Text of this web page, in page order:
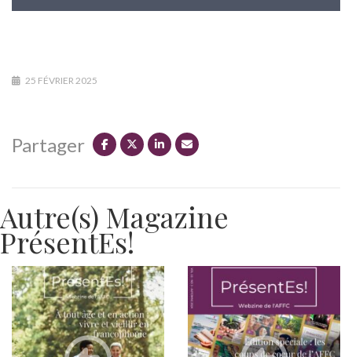
25 FÉVRIER 2025
Partager
Autre(s) Magazine
PrésentEs!